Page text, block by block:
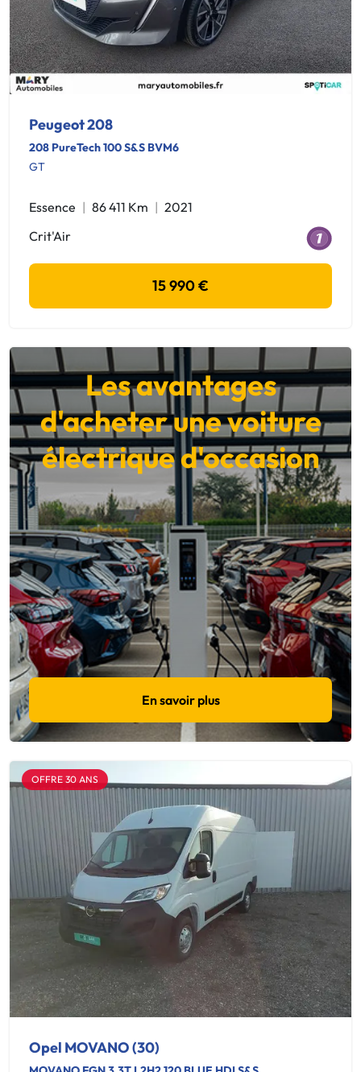
Peugeot 208
208 PureTech 100 S&S BVM6
GT
Essence 86 411 Km
2021
Crit'Air
15 990 €
Les avantages
d'acheter une voiture
électrique d'occasion
En savoir plus
OFFRE 30 ANS
Opel MOVANO (30)